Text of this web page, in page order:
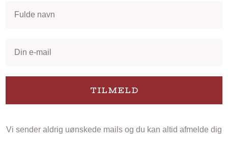
TILMELD
Vi sender aldrig uønskede mails og du kan altid afmelde dig